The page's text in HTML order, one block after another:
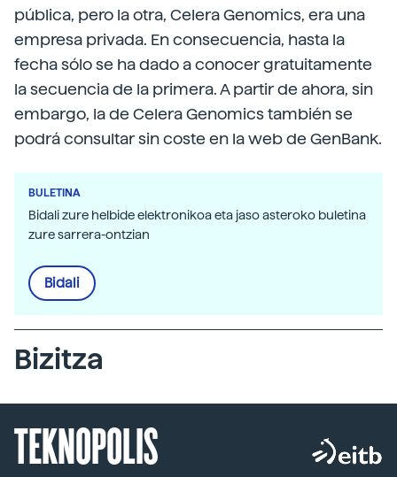
pública, pero la otra, Celera Genomics, era una
empresa privada. En consecuencia, hasta la
fecha sólo se ha dado a conocer gratuitamente
la secuencia de la primera. A partir de ahora, sin
embargo, la de Celera Genomics también se
podrá consultar sin coste en la web de GenBank.
BULETINA
Bidali zure helbide elektronikoa eta jaso asteroko buletina
zure sarrera-ontzian
Bidali
Bizitza
TEKNOPOLIS